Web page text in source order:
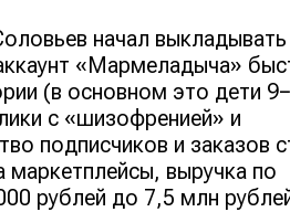
начал выкладывать
«Мармеладыча»
(в основном это дети
с «шизофренией» и
подписчиков и заказов
выручка по
рублей до 7,5 млн